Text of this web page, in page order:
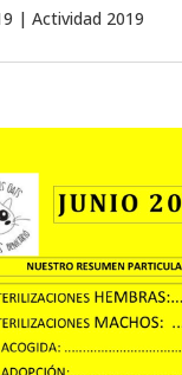
|Actividad 2019